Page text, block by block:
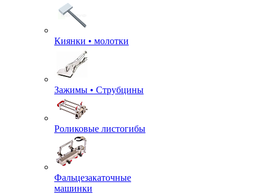
Киянки • молотки
Зажимы • Струбцины
Роликовые листогибы
Фальцезакаточные
машинки